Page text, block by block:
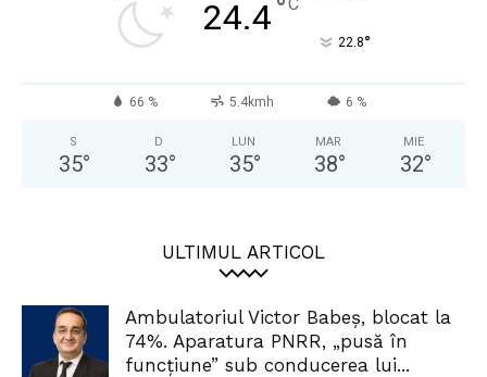
24.4°
22.8°
66 % 5.4kmh 6 %
S
35°
D
33°
LUN
35°
MAR
38°
MIE
32°
ULTIMUL ARTICOL
Ambulatoriul Victor Babeș, blocat la
74%. Aparatura PNRR, „pusă în
funcțiune” sub conducerea lui...